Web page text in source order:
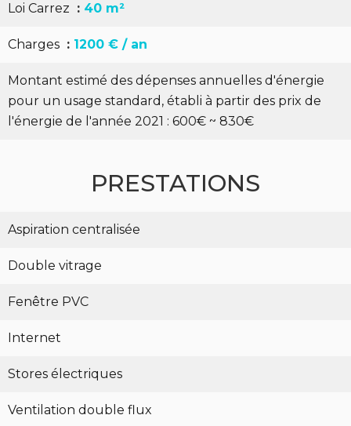
Loi Carrez 40 m²
Charges 1200 € / an
Montant estimé des dépenses annuelles d'énergie
pour un usage standard, établi à partir des prix de
l'énergie de l'année 2021 : 600€ ~ 830€
PRESTATIONS
Aspiration centralisée
Double vitrage
Fenêtre PVC
Internet
Stores électriques
Ventilation double flux